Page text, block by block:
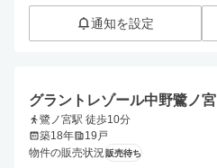
通知を設定
グラントレゾール中野鷺ノ宮
鷺ノ宮駅 徒歩10分
築18年
19戸
物件の販売状況販売待ち